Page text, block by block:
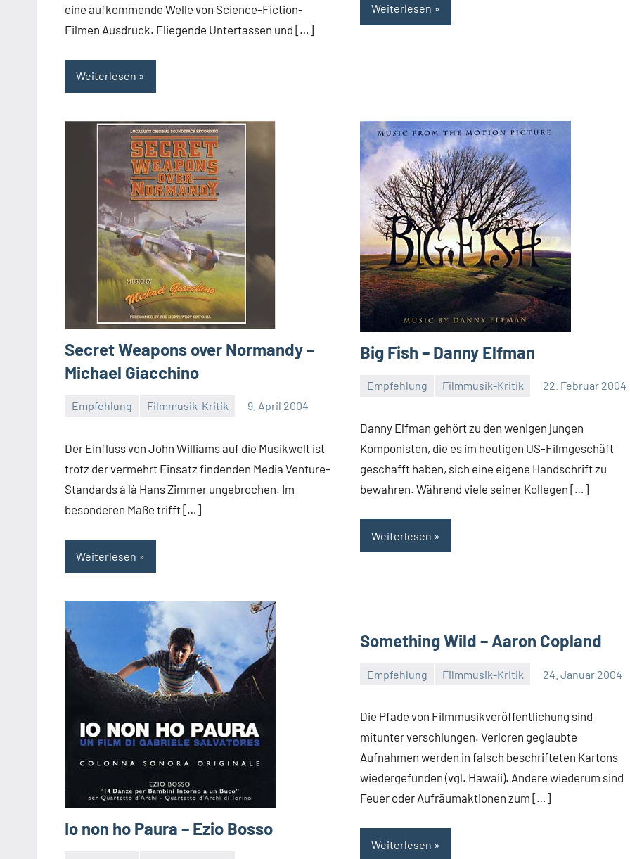
eine aufkommende Welle von Science-Fiction-
Filmen Ausdruck. Fliegende Untertassen und […]
Weiterlesen
Weiterlesen
Secret Weapons over Normandy –
Michael Giacchino
Empfehlung Filmmusik-Kritik 9. April 2004
Der Einfluss von John Williams auf die Musikwelt ist
trotz der vermehrt Einsatz findenden Media Venture-
Standards à là Hans Zimmer ungebrochen. Im
besonderen Maße trifft […]
Weiterlesen
Big Fish – Danny Elfman
Empfehlung Filmmusik-Kritik 22. Februar 2004
Keine
Danny Elfman gehört zu den wenigen jungen
Komponisten, die es im heutigen US-Filmgeschäft
geschafft haben, sich eine eigene Handschrift zu
bewahren. Während viele seiner Kollegen […]
Weiterlesen
Io non ho Paura – Ezio Bosso
Something Wild – Aaron Copland
Empfehlung Filmmusik-Kritik 24. Januar 2004
Die Pfade von Filmmusikveröffentlichung sind
mitunter verschlungen. Verloren geglaubte
Aufnahmen werden in falsch beschrifteten Kartons
wiedergefunden (vgl. Hawaii). Andere wiederum sind
Feuer oder Aufräumaktionen zum […]
Weiterlesen